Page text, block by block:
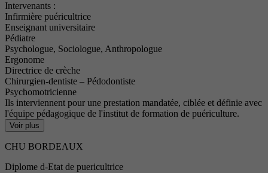
Intervenants :
Infirmière puéricultrice
Enseignant universitaire
Pédiatre
Psychologue, Sociologue, Anthropologue
Ergonome
Directrice de crèche
Chirurgien-dentiste – Pédodontiste
Psychomotricienne
Ils interviennent pour une prestation mandatée, ciblée et définie avec
l'équipe pédagogique de l'institut de formation de puériculture.
Voir plus
CHU BORDEAUX
Diplome d-Etat de puericultrice